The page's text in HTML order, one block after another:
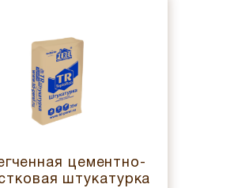
цементно-
штукатурка